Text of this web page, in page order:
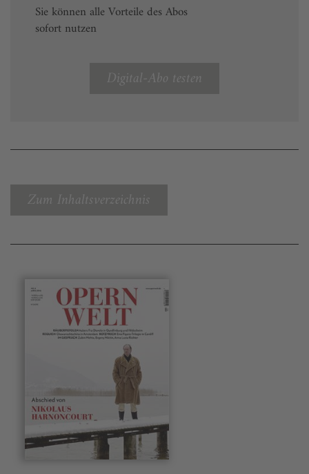
Sie können alle Vorteile des Abos
sofort nutzen
Digital-Abo testen
Zum Inhaltsverzeichnis